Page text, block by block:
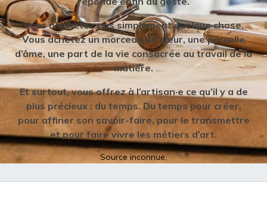
Vous n’achetez pas simplement quelque chose.
Vous achetez un morceau de cœur, une parcelle
d’âme, une part de la vie consacrée au travail de la
matière.
Et surtout, vous offrez à l’artisan·e ce qu’il y a de
plus précieux : du temps. Du temps pour créer,
pour affiner son savoir-faire, pour le transmettre
et pour faire vivre les métiers d’art.
Source inconnue.